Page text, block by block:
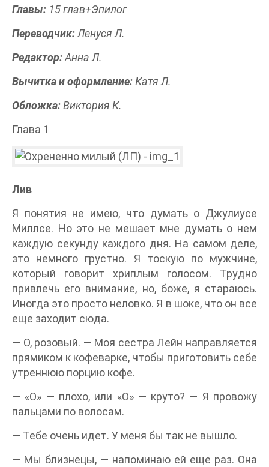
Главы: 15 глав+Эпилог
Переводчик:Ленуся Л.
Редактор:Анна Л.
Вычитка и оформление:Катя Л.
Обложка:Виктория К.
Глава 1
Лив
Я понятия не имею, что думать о Джулиусе
Миллсе. Но это не мешает мне думать о нем
каждую секунду каждого дня. На самом деле,
это немного грустно. Я тоскую по мужчине,
который говорит хриплым голосом. Трудно
привлечь его внимание, но, боже, я стараюсь.
Иногда это просто неловко. Я в шоке, что он все
еще заходит сюда.
— О, розовый. — Моя сестра Лейн направляется
прямиком к кофеварке, чтобы приготовить себе
утреннюю порцию кофе.
— «О» — плохо, или «О» — круто? — Я провожу
пальцами по волосам.
— Тебе очень идет. У меня бы так не вышло.
— Мы близнецы, — напоминаю ей еще раз. Она